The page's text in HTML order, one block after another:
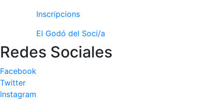
L'Snack
Bar
Patrocini
Inscripcions
El Godó del Soci/a
Redes Sociales
Facebook
Twitter
Instagram